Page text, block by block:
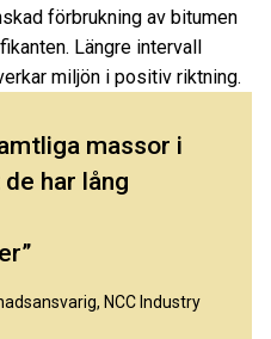
förbrukning av bitumen
Längre intervall
miljön i positiv riktning.
massor i
har lång
NCC Industry